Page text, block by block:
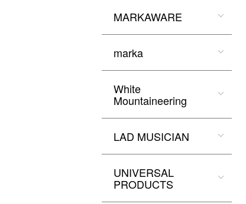
MARKAWARE
marka
White
Mountaineering
LAD MUSICIAN
UNIVERSAL
PRODUCTS